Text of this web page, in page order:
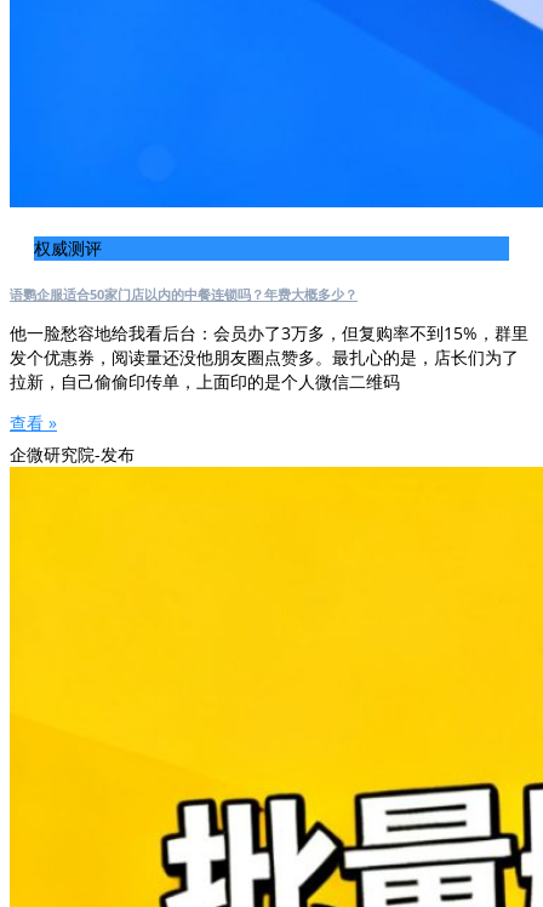
权威测评
语鹦企服适合50家门店以内的中餐连锁吗？年费大概多少？
他一脸愁容地给我看后台：会员办了3万多，但复购率不到15%，群里
发个优惠券，阅读量还没他朋友圈点赞多。最扎心的是，店长们为了
拉新，自己偷偷印传单，上面印的是个人微信二维码
查看 »
企微研究院-发布